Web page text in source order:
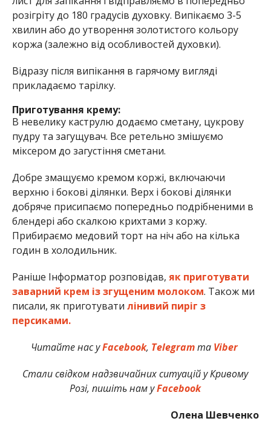
розігріту до 180 градусів духовку. Випікаємо 3-5
хвилин або до утворення золотистого кольору
коржа (залежно від особливостей духовки).
Відразу після випікання в гарячому вигляді
прикладаємо тарілку.
Приготування крему:
В невелику каструлю додаємо сметану, цукрову
пудру та загущувач. Все ретельно змішуємо
міксером до загустіння сметани.
Добре змащуємо кремом коржі, включаючи
верхню і бокові ділянки. Верх і бокові ділянки
добряче присипаємо попередньо подрібненими в
блендері або скалкою крихтами з коржу.
Прибираємо медовий торт на ніч або на кілька
годин в холодильник.
Раніше Інформатор розповідав, як приготувати
заварний крем із згущеним молоком. Також ми
писали, як приготувати лінивий пиріг з
персиками.
Читайте нас уFacebook, Telegramта Viber
Стали свідком надзвичайних ситуацій у Кривому
Розі, пишіть нам уFacebook
Олена Шевченко